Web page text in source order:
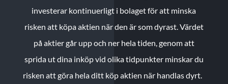
investerar kontinuerligt i bolaget för att minska
risken att köpa aktien när den är som dyrast. Värdet
på aktier går upp och ner hela tiden, genom att
sprida ut dina inköp vid olika tidpunkter minskar du
risken att göra hela ditt köp aktien när handlas dyrt.